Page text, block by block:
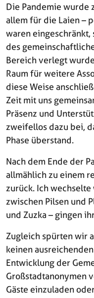
Die Pandemie wurde
allem für die Laien –
waren
des
Bereich verlegt
Raum für weitere
diese Weise
Zeit mit uns
Präsenz und
zweifellos dazu bei,
Phase überstand.
Nach dem Ende der
allmählich zu einem
zurück. Ich
zwischen Pilsen und
und Zuzka – gingen
Zugleich spürten wir
keinen
Entwicklung der
Großstadtanonymen
Gäste einzuladen